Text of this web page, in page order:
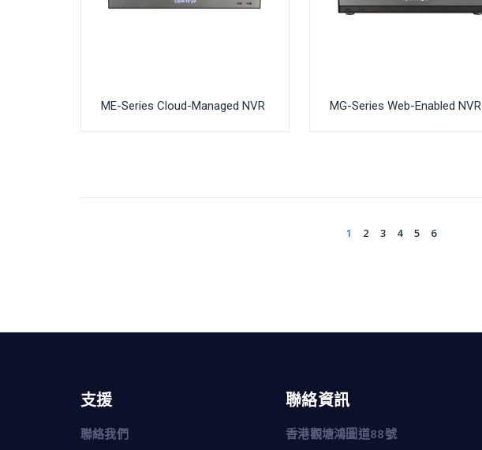
ME-Series Cloud-Managed NVR MG-Series Web-Enabled NVR
1 2 3 4 5 6
支援
聯絡我們
聯絡資訊
香港觀塘鴻圖道88號